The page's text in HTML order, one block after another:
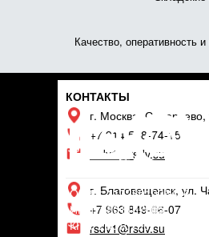
Качество,
КОНТАКТЫ
г. Москва,
+7 914 558-74-15
rsdv1@rsdv.su
г. Благовещенск, ул.
+7 963 849-66-07
rsdv1@rsdv.su
ОГРН: 1132801006436
ИНН: 2801187065
КПП: 280101001